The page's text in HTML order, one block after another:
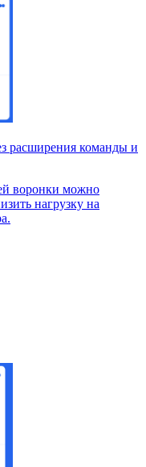
расширения команды и
воронки можно
нагрузку на